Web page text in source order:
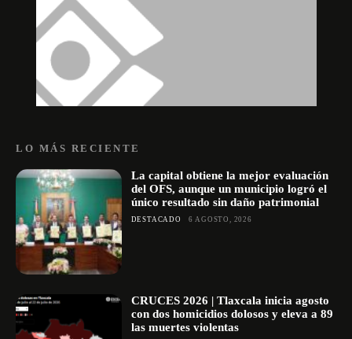
LO MÁS RECIENTE
La capital obtiene la mejor evaluación
del OFS, aunque un municipio logró el
único resultado sin daño patrimonial
DESTACADO 6 AGOSTO, 2026
CRUCES 2026 | Tlaxcala inicia agosto
con dos homicidios dolosos y eleva a 89
las muertes violentas